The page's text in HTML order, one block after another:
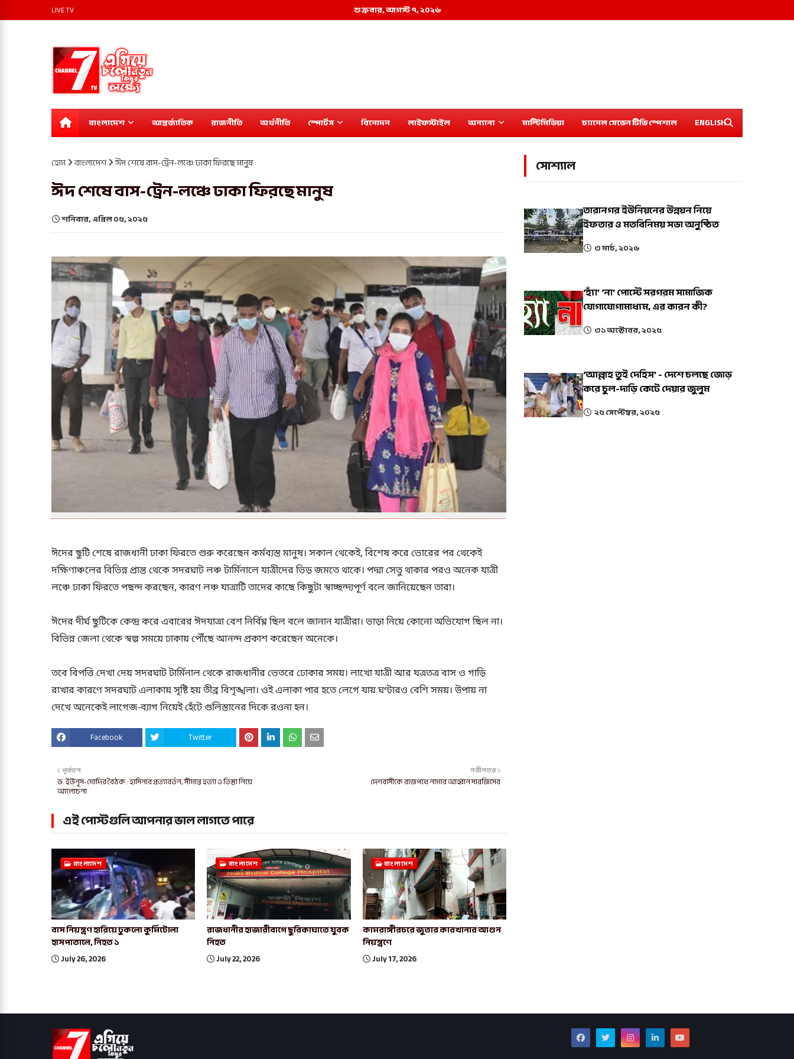
শুক্রবার, আগস্ট ৭, ২০২৬
LIVE TV
বাংলাদেশ আন্তর্জাতিক রাজনীতি অর্থনীতি স্পোর্টস বিনোদন লাইফস্টাইল অন্যান্য মাল্টিমিডিয়া চ্যানেল সেভেন টিভি স্পেশাল ENGLISH
হোম বাংলাদেশ ঈদ শেষে বাস-ট্রেন-লঞ্চে ঢাকা ফিরছে মানুষ
ঈদ শেষে বাস-ট্রেন-লঞ্চে ঢাকা ফিরছে মানুষ
শনিবার, এপ্রিল ০৫, ২০২৫
ঈদের ছুটি শেষে রাজধানী ঢাকা ফিরতে শুরু করেছেন কর্মব্যস্ত মানুষ। সকাল থেকেই, বিশেষ করে ভোরের পর থেকেই
দক্ষিণাঞ্চলের বিভিন্ন প্রান্ত থেকে সদরঘাট লঞ্চ টার্মিনালে যাত্রীদের ভিড় জমতে থাকে। পদ্মা সেতু থাকার পরও অনেক যাত্রী
লঞ্চে ঢাকা ফিরতে পছন্দ করছেন, কারণ লঞ্চ যাত্রাটি তাদের কাছে কিছুটা স্বাচ্ছন্দ্যপূর্ণ বলে জানিয়েছেন তারা।
ঈদের দীর্ঘ ছুটিকে কেন্দ্র করে এবারের ঈদযাত্রা বেশ নির্বিঘ্ন ছিল বলে জানান যাত্রীরা। ভাড়া নিয়ে কোনো অভিযোগ ছিল না।
বিভিন্ন জেলা থেকে স্বল্প সময়ে ঢাকায় পৌঁছে আনন্দ প্রকাশ করেছেন অনেকে।
তবে বিপত্তি দেখা দেয় সদরঘাট টার্মিনাল থেকে রাজধানীর ভেতরে ঢোকার সময়। লাখো যাত্রী আর যত্রতত্র বাস ও গাড়ি
রাখার কারণে সদরঘাট এলাকায় সৃষ্টি হয় তীব্র বিশৃঙ্খলা। ওই এলাকা পার হতে লেগে যায় ঘণ্টারও বেশি সময়। উপায় না
দেখে অনেকেই লাগেজ-ব্যাগ নিয়েই হেঁটে গুলিস্তানের দিকে রওনা হন।
Facebook Twitter
নবীনতর
দেশবাসীকে রাজপথে নামার আহ্বান সারজিসের
পূর্বতন
ড. ইউনূস-মোদির বৈঠক : হাসিনার প্রত্যাবর্তন, সীমান্ত হত্যা ও তিস্তা নিয়ে
আলোচনা
এই পোস্টগুলি আপনার ভাল লাগতে পারে
বাংলাদেশ
বাস নিয়ন্ত্রণ হারিয়ে ঢুকলো কুর্মিটোলা
হাসপাতালে, নিহত ১
July 26, 2026
বাংলাদেশ
রাজধানীর হাজারীবাগে ছুরিকাঘাতে যুবক
নিহত
July 22, 2026
বাংলাদেশ
কামরাঙ্গীরচরে জুতার কারখানার আগুন
নিয়ন্ত্রণে
July 17, 2026
সোশ্যাল
তারানগর ইউনিয়নের উন্নয়ন নিয়ে
ইফতার ও মতবিনিময় সভা অনুষ্ঠিত
৩ মার্চ, ২০২৬
‘হ্যাঁ’ ‘না’ পোস্টে সরগরম সামাজিক
যোগাযোগামাধ্যম, এর কারন কী?
৩১ অক্টোবর, ২০২৫
‘আল্লাহ তুই দেহিস’ - দেশে চলছে জোড়
করে চুল-দাড়ি কেটে দেয়ার জুলুম
২৫ সেপ্টেম্বর, ২০২৫